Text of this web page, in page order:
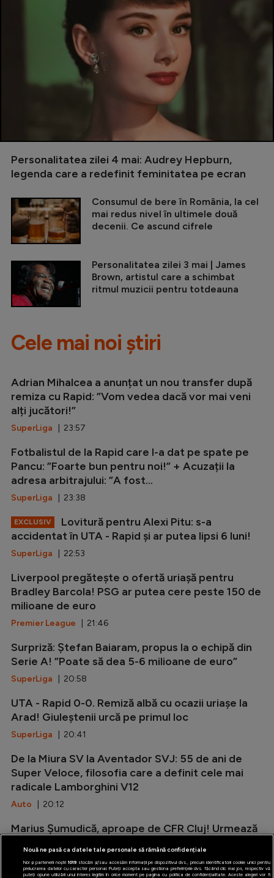
Personalitatea zilei 4 mai: Audrey Hepburn,
legenda care a redefinit feminitatea pe ecran
Consumul de bere în România, la cel
mai redus nivel în ultimele două
decenii. Ce ascund cifrele
Personalitatea zilei 3 mai | James
Brown, artistul care a schimbat
ritmul muzicii pentru totdeauna
Cele mai noi știri
Adrian Mihalcea a anunțat un nou transfer după
remiza cu Rapid: ”Vom vedea dacă vor mai veni
alți jucători!”
SuperLiga | 23:57
Fotbalistul de la Rapid care l-a dat pe spate pe
Pancu: ”Foarte bun pentru noi!” + Acuzații la
adresa arbitrajului: ”A fost...
SuperLiga | 23:38
EXCLUSIV
Lovitură pentru Alexi Pitu: s-a
accidentat în UTA - Rapid și ar putea lipsi 6 luni!
SuperLiga | 22:53
Liverpool pregătește o ofertă uriașă pentru
Bradley Barcola! PSG ar putea cere peste 150 de
milioane de euro
Premier League | 21:46
Surpriză: Ștefan Baiaram, propus la o echipă din
Serie A! ”Poate să dea 5-6 milioane de euro”
SuperLiga | 20:58
UTA - Rapid 0-0. Remiză albă cu ocazii uriașe la
Arad! Giuleștenii urcă pe primul loc
SuperLiga | 20:41
De la Miura SV la Aventador SVJ: 55 de ani de
Super Veloce, filosofia care a definit cele mai
radicale Lamborghini V12
Auto | 20:12
Marius Șumudică, aproape de CFR Cluj! Urmează
SuperLiga| 19:32
Nouă ne pasă ca datele tale personale să rămână confidențiale
Noi și partenerii noștri 1019stocăm și/sau accesăm informații pe dispozitivul dvs., precum identificatorii cookie unici pentru
prelucrarea datelor cu caracter personal. Puteți accepta sau gestiona preferințele dvs. făcând clic mai jos, respectiv vă
puteți opune utilizării unui interes legitim în orice moment pe pagina cu politica de confidențialitate. Aceste alegeri vor fi